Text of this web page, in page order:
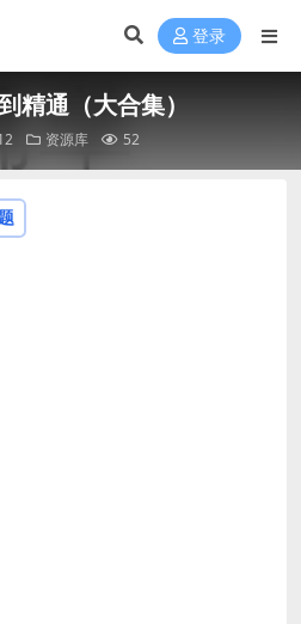
登录
精通（大合集）
资源库 52